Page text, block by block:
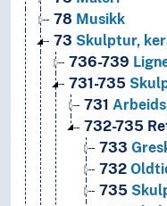
78 Musikk
73 Skulptur,
736-739
731-735
731
732-735
733
732
735